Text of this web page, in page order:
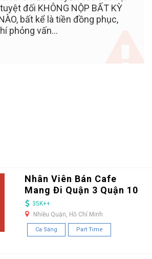
đối KHÔNG NỘP BẤT KỲ
bất kể là tiền đồng phục,
phỏng vấn...
Nhân Viên Bán Cafe
Mang Đi Quận 3 Quận 10
35K++
Nhiều Quận, Hồ Chí Minh
Ca Sáng Part Time